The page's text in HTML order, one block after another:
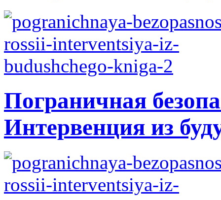
Пограничная
Интервенция из